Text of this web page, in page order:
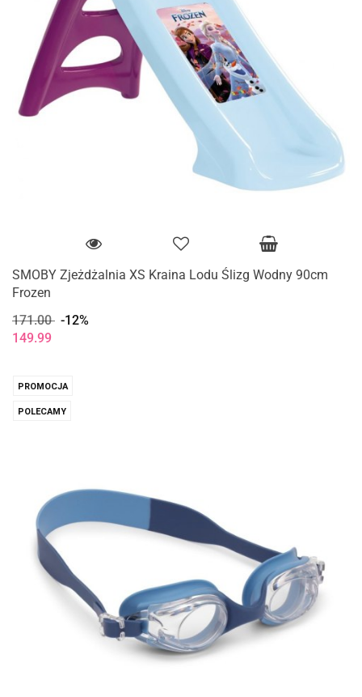
SMOBY Zjeżdżalnia XS Kraina Lodu Ślizg Wodny 90cm
Frozen
171.00 -12%
149.99
PROMOCJA
POLECAMY